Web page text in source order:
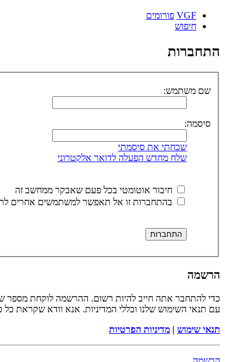
VGF פורומים
חיפוש
התחברות
שם משתמש:
סיסמה:
שכחתי את סיסמתי
שלח מחדש הפעלה לדואר אלקטרוני
חיבור אוטומטי בכל פעם שאבקר ממחשב זה
בהתחברות זו אל תאפשר למשתמשים אחרים
הרשמה
כדי להתחבר אתה חייב להיות רשום. ההרשמה לוקחת מספר
עם תנאי השימוש שלנו וכללי המדיניות. אנא וודא שקראת
תנאי שימוש | מדיניות הפרטיות